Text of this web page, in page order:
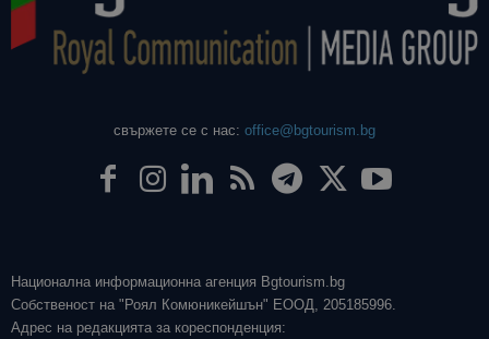
свържете се с нас: office@bgtourism.bg
Национална информационна агенция Bgtourism.bg
Собственост на "Роял Комюникейшън" ЕООД, 205185996.
Адрес на редакцията за кореспонденция: